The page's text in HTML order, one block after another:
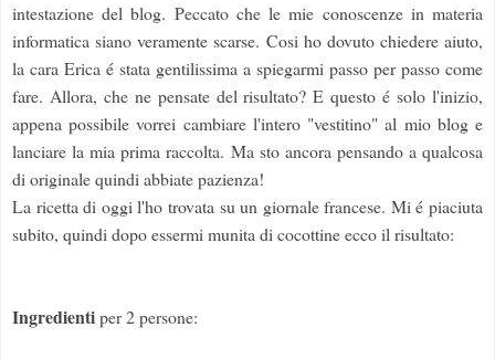
intestazione del blog. Peccato che le mie conoscenze in materia
informatica siano veramente scarse. Cosi ho dovuto chiedere aiuto,
la cara Erica é stata gentilissima a spiegarmi passo per passo come
fare. Allora, che ne pensate del risultato? E questo é solo l'inizio,
appena possibile vorrei cambiare l'intero "vestitino" al mio blog e
lanciare la mia prima raccolta. Ma sto ancora pensando a qualcosa
di originale quindi abbiate pazienza!
La ricetta di oggi l'ho trovata su un giornale francese. Mi é piaciuta
subito, quindi dopo essermi munita di cocottine ecco il risultato:
Ingredientiper 2 persone: